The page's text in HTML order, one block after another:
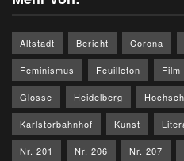
Altstadt Bericht Corona
Feminismus Feuilleton Film
Glosse Heidelberg
Karlstorbahnhof Kunst
Nr. 201 Nr. 206 Nr. 207